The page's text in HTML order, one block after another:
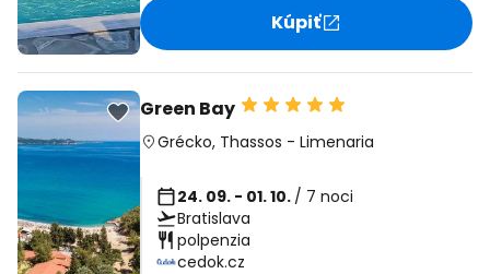
Kúpiť
Green Bay
Grécko, Thassos - Limenaria
24. 09. - 01. 10. / 7 noci
Bratislava
polpenzia
cedok.cz